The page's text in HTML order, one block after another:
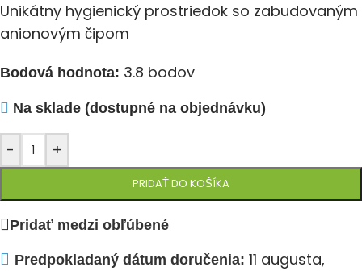
Unikátny hygienický prostriedok so zabudovaným
anionovým čipom
Bodová hodnota: 3.8 bodov
Na sklade (dostupné na objednávku)
- +
PRIDAŤ DO KOŠÍKA
Pridať medzi obľúbené
Predpokladaný dátum doručenia: 11 augusta,